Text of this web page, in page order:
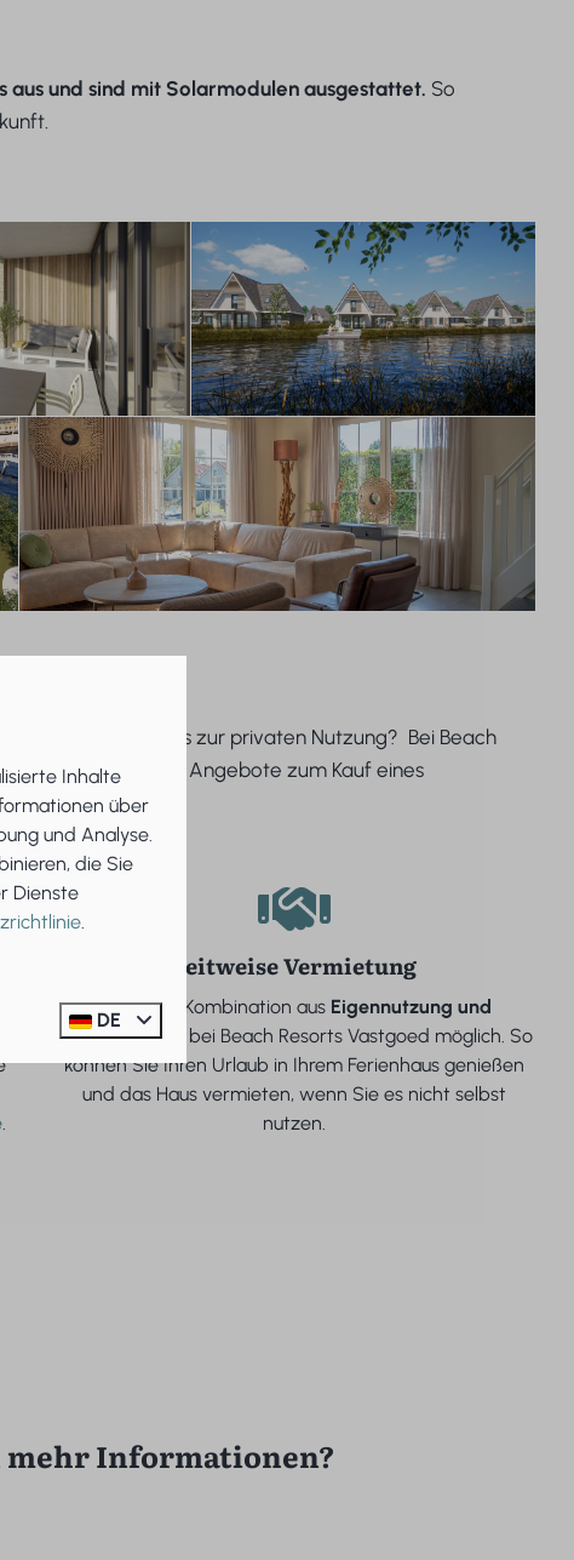
und sind mit Solarmodulen ausgestattet. So
einem Ferienhaus zur privaten Nutzung? Bei Beach
Sehen Sie sich die Angebote zum Kauf eines
.
Zeitweise Vermietung
Auch eine Kombination aus Eigennutzung und
Vermietungist bei Beach Resorts Vastgoed möglich. So
können Sie Ihren Urlaub in Ihrem Ferienhaus genießen
und das Haus vermieten, wenn Sie es nicht selbst
nutzen.
mehr Informationen?
Inhalte
über
und Analyse.
die Sie
Dienste
.
DE